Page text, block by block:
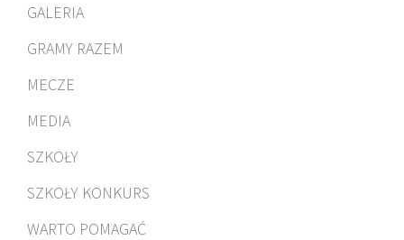
GALERIA
GRAMY RAZEM
MECZE
MEDIA
SZKOŁY
SZKOŁY KONKURS
WARTO POMAGAĆ